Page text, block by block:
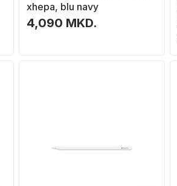
xhepa, blu navy
4,090 MKD.